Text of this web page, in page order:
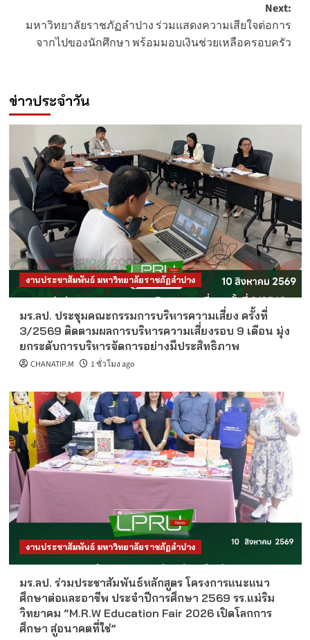
Next:
มหาวิทยาลัยราชภัฏลำปาง ร่วมแสดงความเสียใจต่อการ
จากไปของนักศึกษา พร้อมมอบเงินช่วยเหลือครอบครัว
ข่าวประจำวัน
งานประชาสัมพันธ์ มหาวิทยาลัยราชภัฏลำปาง
มร.ลป. ประชุมคณะกรรมการบริหารความเสี่ยง ครั้งที่
3/2569 ติดตามผลการบริหารความเสี่ยงรอบ 9 เดือน มุ่ง
ยกระดับการบริหารจัดการอย่างมีประสิทธิภาพ
CHANATIP.M 1 ชั่วโมง ago
งานประชาสัมพันธ์ มหาวิทยาลัยราชภัฏลำปาง
มร.ลป. ร่วมประชาสัมพันธ์หลักสูตร โครงการแนะแนว
ศึกษาต่อและอาชีพ ประจำปีการศึกษา 2569 รร.แม่ริม
วิทยาคม “M.R.W Education Fair 2026 เปิดโลกการ
ศึกษา สู่อนาคตที่ใช่”